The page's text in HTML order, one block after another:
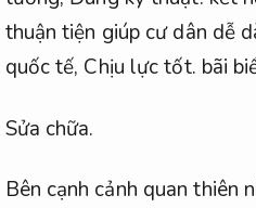
thuận tiện giúp cư dân dễ
quốc tế, Chịu lực tốt. bãi
Sửa chữa.
Bên cạnh cảnh quan thiên